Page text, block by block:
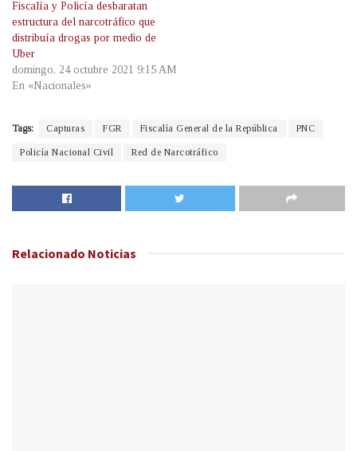
Fiscalía y Policía desbaratan
estructura del narcotráfico que
distribuía drogas por medio de
Uber
domingo, 24 octubre 2021 9:15 AM
En «Nacionales»
Tags: Capturas FGR Fiscalía General de la República PNC
Policía Nacional Civil Red de Narcotráfico
Relacionado Noticias